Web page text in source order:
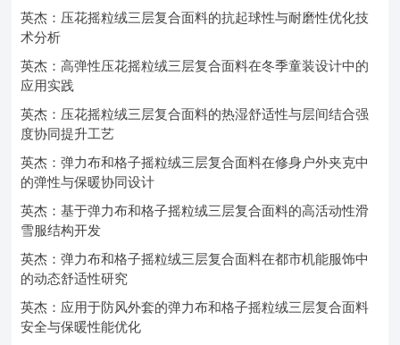
英杰：压花摇粒绒三层复合面料的抗起球性与耐磨性优化技
术分析
英杰：高弹性压花摇粒绒三层复合面料在冬季童装设计中的
应用实践
英杰：压花摇粒绒三层复合面料的热湿舒适性与层间结合强
度协同提升工艺
英杰：弹力布和格子摇粒绒三层复合面料在修身户外夹克中
的弹性与保暖协同设计
英杰：基于弹力布和格子摇粒绒三层复合面料的高活动性滑
雪服结构开发
英杰：弹力布和格子摇粒绒三层复合面料在都市机能服饰中
的动态舒适性研究
英杰：应用于防风外套的弹力布和格子摇粒绒三层复合面料
安全与保暖性能优化